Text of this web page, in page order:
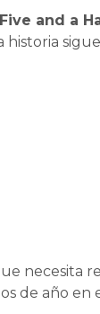
and a
necesita
de año en